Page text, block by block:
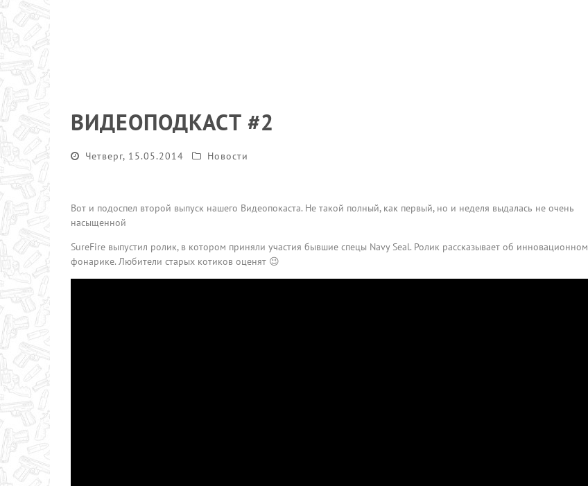
ВИДЕОПОДКАСТ #2
Четверг, 15.05.2014 Новости
Вот и подоспел второй выпуск нашего Видеопокаста. Не такой полный, как первый, но и неделя выдалась не очень
насыщенной
SureFire выпустил ролик, в котором приняли участия бывшие спецы Navy Seal. Ролик рассказывает об инновационном
фонарике. Любители старых котиков оценят 😉